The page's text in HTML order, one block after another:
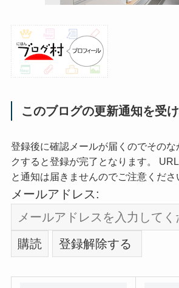
このブログの更新通知を受
登録後に確認メールが届くのでその
クすると登録が完了となります。
と通知は届きませんのでご注意くださ
メールアドレス: